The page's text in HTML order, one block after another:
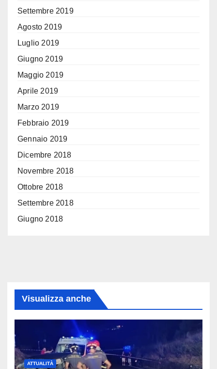
Settembre 2019
Agosto 2019
Luglio 2019
Giugno 2019
Maggio 2019
Aprile 2019
Marzo 2019
Febbraio 2019
Gennaio 2019
Dicembre 2018
Novembre 2018
Ottobre 2018
Settembre 2018
Giugno 2018
Visualizza anche
ATTUALITÀ